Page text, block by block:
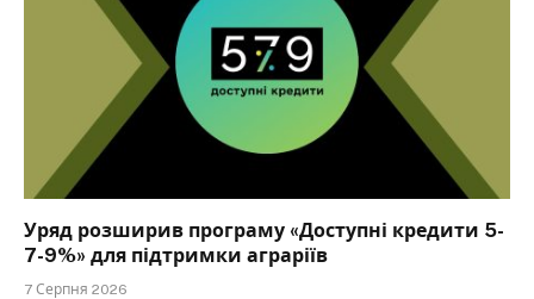
Уряд розширив програму «Доступні кредити 5-
7-9%» для підтримки аграріїв
7 Серпня 2026